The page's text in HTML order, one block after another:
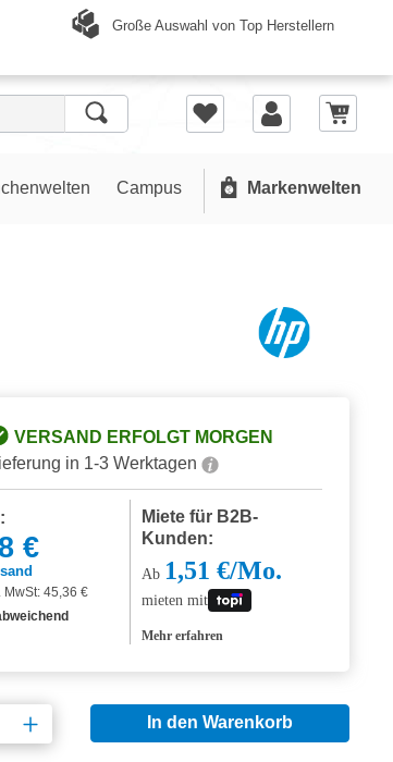
Große Auswahl von Top Herstellern
Campus Markenwelten
VERSAND ERFOLGT MORGEN
in 1-3 Werktagen
€
MwSt: 45,36 €
Miete für B2B-
Kunden:
Ab 1,51 €/Mo.
mieten mit
Mehr erfahren
Anzahl: Gib den gewünschten
In den Warenkorb